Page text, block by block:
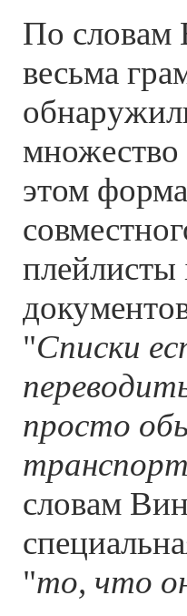
По словам
весьма
этом
"Списки
просто
словам
"то, что